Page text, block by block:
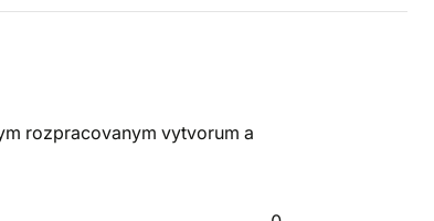
rozpracovanym vytvorum a